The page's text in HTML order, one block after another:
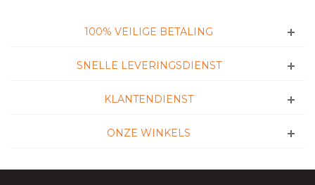
100% VEILIGE BETALING
SNELLE LEVERINGSDIENST
KLANTENDIENST
ONZE WINKELS